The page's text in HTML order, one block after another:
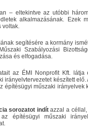
– eltekintve az utóbbi
alkalmazásának. Ezek
voltak.
segítésére a kormány
Szabályozási
és elfogadása.
az ÉMI Nonprofit Kft.
irányelvtervezetet készített
építésügyi műszaki
sorozatot indítazzal a
építésügyi műszaki